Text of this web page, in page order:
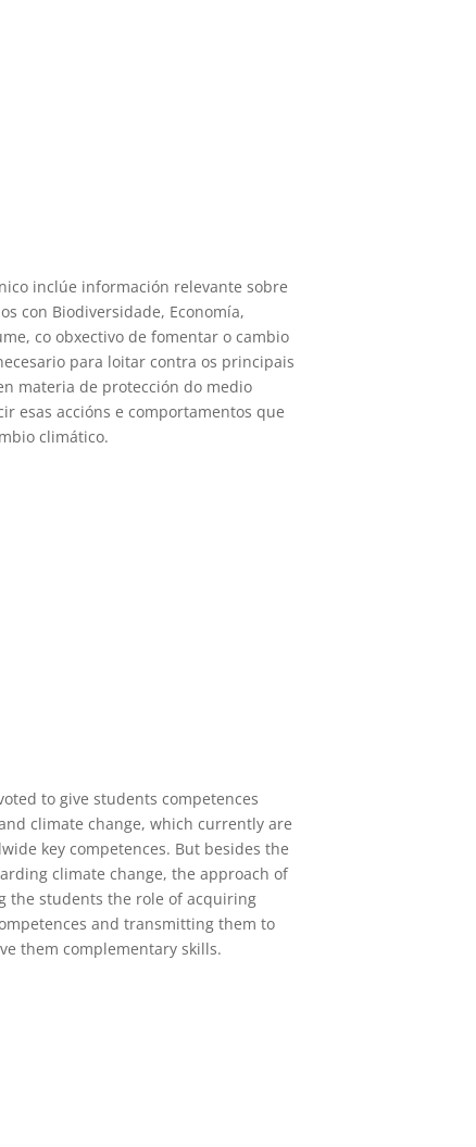
inclúe información relevante sobre
con Biodiversidade, Economía,
co obxectivo de fomentar o cambio
para loitar contra os principais
materia de protección do medio
esas accións e comportamentos que
climático.
to give students competences
climate change, which currently are
key competences. But besides the
climate change, the approach of
the students the role of acquiring
and transmitting them to
them complementary skills.